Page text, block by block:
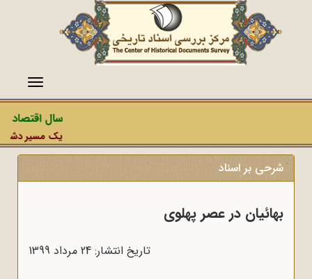
منو
سال اقتصاد
یک مسیر
شرحی بر اسناد
بهائیان در عصر پهلوی
تاریخ انتشار: 24 مرداد 1399